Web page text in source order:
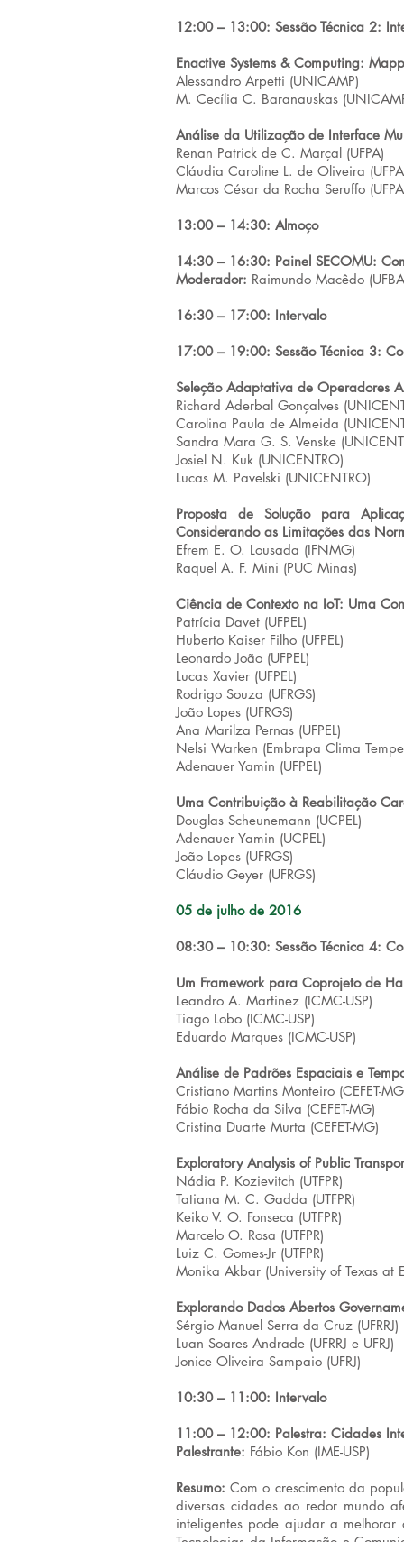
12:00 – 13:00: Sessão Técnica 2:
Enactive Systems & Computing:
Alessandro Arpetti (UNICAMP)
M. Cecília C. Baranauskas
Análise da Utilização de Interface
Renan Patrick de C. Marçal (UFPA)
Cláudia Caroline L. de Oliveira
Marcos César da Rocha Seruffo
13:00 – 14:30: Almoço
14:30 – 16:30: Painel SECOMU:
Moderador: Raimundo Macêdo
16:30 – 17:00: Intervalo
17:00 – 19:00: Sessão Técnica 3:
Seleção Adaptativa de Operadores
Richard Aderbal Gonçalves
Carolina Paula de Almeida
Sandra Mara G. S. Venske
Josiel N. Kuk (UNICENTRO)
Lucas M. Pavelski (UNICENTRO)
Proposta de Solução para
Considerando as Limitações das
Efrem E. O. Lousada (IFNMG)
Raquel A. F. Mini (PUC Minas)
Ciência de Contexto na IoT: Uma
Patrícia Davet (UFPEL)
Huberto Kaiser Filho (UFPEL)
Leonardo João (UFPEL)
Lucas Xavier (UFPEL)
Rodrigo Souza (UFRGS)
João Lopes (UFRGS)
Ana Marilza Pernas (UFPEL)
Nelsi Warken (Embrapa Clima
Adenauer Yamin (UFPEL)
Uma Contribuição à Reabilitação
Douglas Scheunemann (UCPEL)
Adenauer Yamin (UCPEL)
João Lopes (UFRGS)
Cláudio Geyer (UFRGS)
05 de julho de 2016
08:30 – 10:30: Sessão Técnica 4:
Um Framework para Coprojeto de
Leandro A. Martinez (ICMC-USP)
Tiago Lobo (ICMC-USP)
Eduardo Marques (ICMC-USP)
Análise de Padrões Espaciais e
Cristiano Martins Monteiro (CEFET-
Fábio Rocha da Silva (CEFET-MG)
Cristina Duarte Murta (CEFET-MG)
Exploratory Analysis of Public
Nádia P. Kozievitch (UTFPR)
Tatiana M. C. Gadda (UTFPR)
Keiko V. O. Fonseca (UTFPR)
Marcelo O. Rosa (UTFPR)
Luiz C. Gomes-Jr (UTFPR)
Monika Akbar (University of Texas at
Explorando Dados Abertos
Sérgio Manuel Serra da Cruz (UFRRJ)
Luan Soares Andrade (UFRRJ e UFRJ)
Jonice Oliveira Sampaio (UFRJ)
10:30 – 11:00: Intervalo
11:00 – 12:00: Palestra: Cidades
Palestrante: Fábio Kon (IME-USP)
Resumo: Com o crescimento da
diversas cidades ao redor mundo
inteligentes pode ajudar a